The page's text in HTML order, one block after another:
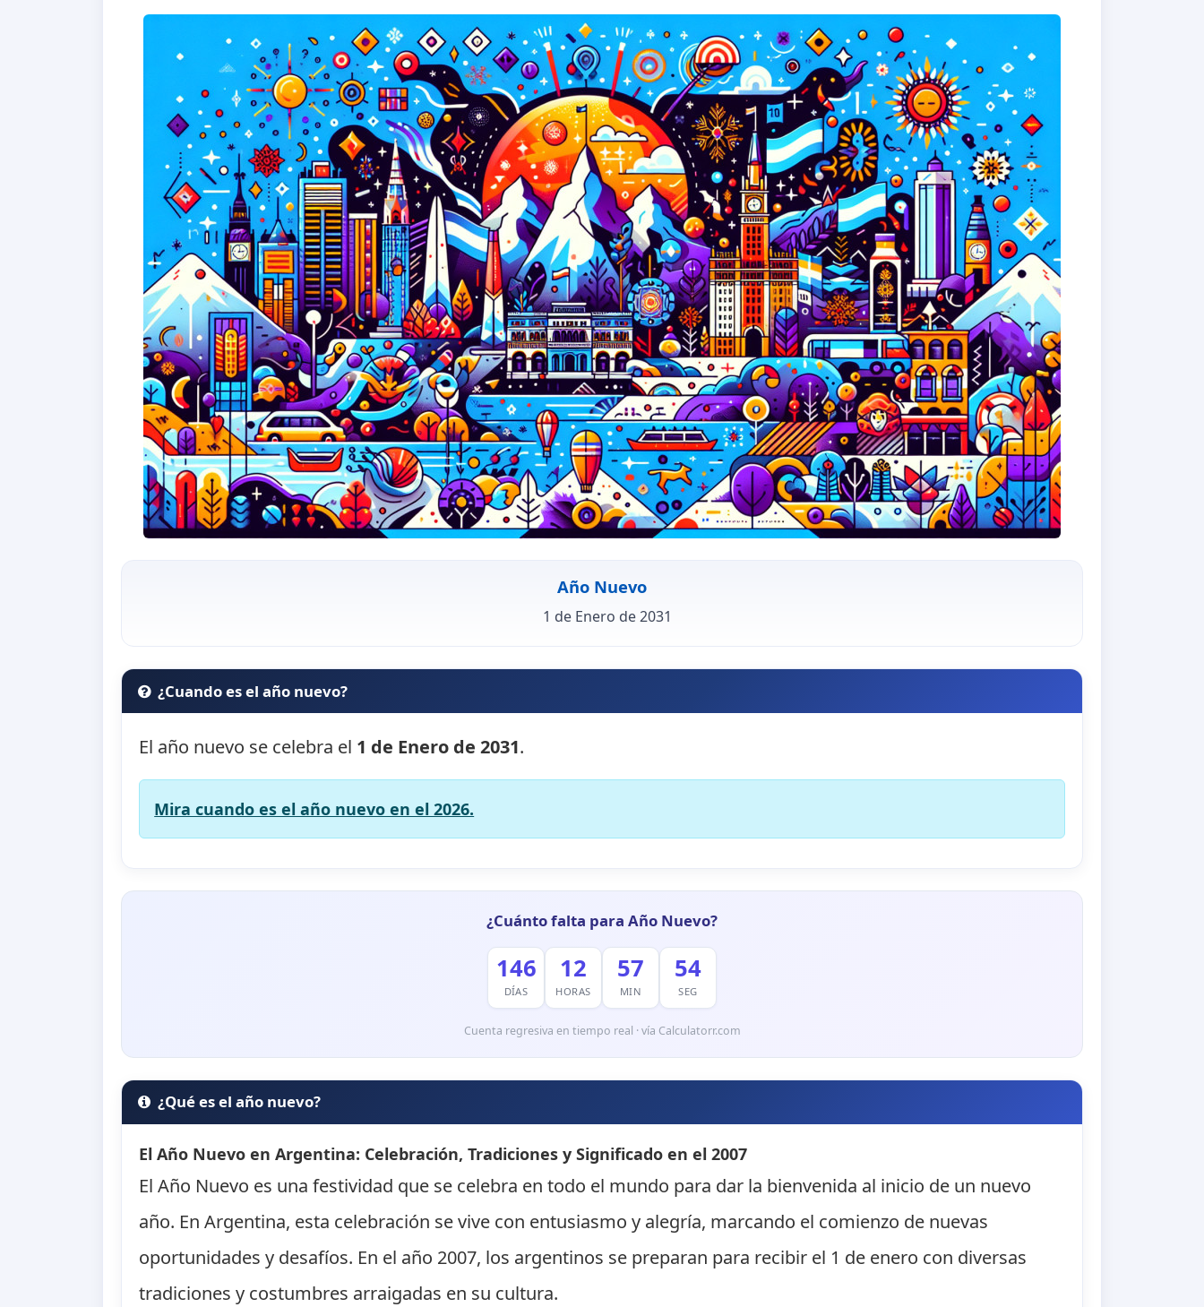
Año Nuevo
1 de Enero de 2031
¿Cuando es el año nuevo?
El año nuevo se celebra el 1 de Enero de 2031.
Mira cuando es el año nuevo en el 2026.
¿Cuánto falta para Año Nuevo?
146
DÍAS
12
HORAS
57
MIN
53
SEG
Cuenta regresiva en tiempo real · vía Calculatorr.com
¿Qué es el año nuevo?
El Año Nuevo en Argentina: Celebración, Tradiciones y Significado en el 2007
El Año Nuevo es una festividad que se celebra en todo el mundo para dar la bienvenida al inicio de un nuevo
año. En Argentina, esta celebración se vive con entusiasmo y alegría, marcando el comienzo de nuevas
oportunidades y desafíos. En el año 2007, los argentinos se preparan para recibir el 1 de enero con diversas
tradiciones y costumbres arraigadas en su cultura.